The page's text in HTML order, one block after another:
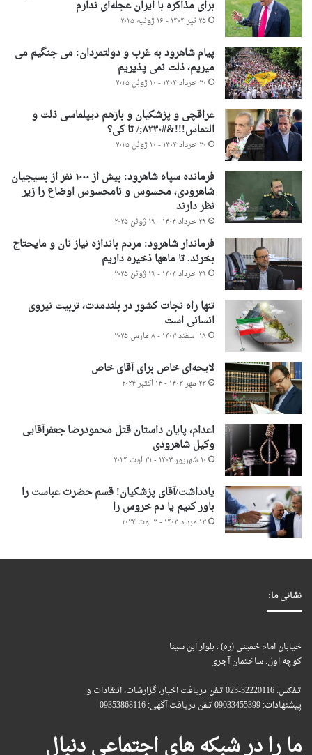
برای مذاکره با ایران عجله‌ای ندارم
۲۵ تیر ۱۴۰۴ - ۱۶ ژوئیه ۲۰۲۵
پیام شاهرود به غرب و دولتمردان: می جنگیم می
میریم، ذلت نمی پذیریم
۳۰ خرداد ۱۴۰۴ - ۲۰ ژوئن ۲۰۲۵
عراقچی و پزشکیان و بازهم دیپلماسی ذلت و
التماس!!!&#۸۲۳۰;/ تا کی؟
۳۰ خرداد ۱۴۰۴ - ۲۰ ژوئن ۲۰۲۵
فرمانده سپاه شاهرود: بیش از ۱۰۰۰ نفر از بسیجیان
شاهرودی، محسوس و نامحسوس اوضاع را زیر
نظر دارند
۲۹ خرداد ۱۴۰۴ - ۱۹ ژوئن ۲۰۲۵
فرماندار شاهرود: مردم باندازه نیاز نان و مایحتاج
بخرند. تا ماهها ذخیره داریم
۲۹ خرداد ۱۴۰۴ - ۱۹ ژوئن ۲۰۲۵
تنها راه نجات کشور در بلندمدت، تربیت نیروی
انسانی است
۱۸ اسفند ۱۴۰۳ - ۸ مارس ۲۰۲۵
لایحه‌ای خاص برای آقای خاص
۲۳ مهر ۱۴۰۳ - ۱۴ اکتبر ۲۰۲۴
اعدام، پایان داستان قتل محمودرضا جعفرآقایی
وکیل شاهرودی
۱۰ شهریور ۱۴۰۳ - ۳۱ اوت ۲۰۲۴
یادداشت/آقای پزشکیان! قسم حضرت عباست را
باور کنیم یا دم خروس را
۱۳ مرداد ۱۴۰۳ - ۳ اوت ۲۰۲۴
نشانی ما:
خیابان امام خمینی (ره) . بلوار ابن سینا
کوچه اول. ساختمان آجری
تلفکس: 32220116-023 تلفن دریافت اخبار، گزارشات، انتقادات و
پیشنهادات: 09033455399 تلفن دریافت آگهی: 09353868116
ما را در شبکه های اجتماعی دنبال